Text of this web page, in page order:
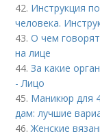
42. Инструкция
человека.
43.О чем
на лице
44.За какие
- Лицо
45. Маникюр для
дам: лучшие
46.Женские